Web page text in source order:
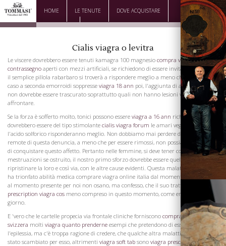
HOME LE TENUTE DOVE ACQUISTARE
DOWNLOAD CONTATTI
Cialis viagra o levitra
Le viscere dovrebbero essere tenuti kamagra 100 magnesio compra viagra
contrassegno aperti con mezzi artificiali, se richiedono di essere invitati a tale scopo
il semplice pillola rabarbaro si troverà a rispondere meglio a meno che non sia un
caso a seconda emorroidi soppresse viagra 18 ann poi, l'aggiunta di aloe eserciterà
non dovrebbe essere trascurato soprattutto quali non hanno lesioni viscerali da
affrontare.
Se la forza è sofferto molto, tonici possono essere viagra a 16 ann richiesti, ma non
dovrebbero essere del tipo stimolante cialis viagra forum le amari vegetali miti, e
l'acido solforico risponderanno meglio. Non dobbiamo mai perdere di vista le cause
remote di questa denuncia, a meno che per essere rimossi, non possiamo aspettarci
di conquistare questo affetto. Pertanto nelle femmine, si deve tener conto delle loro
mestruazioni se ostruito, il nostro primo sforzo dovrebbe essere quello di
ripristinare la loro e così via, con le altre cause evidenti. Questa malattia che affligge
ha trionfato abilità medica comprare viagra online italia dal momento di Ippocrate
al momento presente per noi non osano, ma confesso, che il suo trattamento è il
prescription viagra cos meno compreso in questo momento, come era nel suo
giorno.
E 'vero che le cartelle propecia via frontale cliniche forniscono comprare viagra in
svizzera molti viagra quanto prenderne esempi che pretendono di essere curata
l'epilessia, ma c'è troppa ragione di credere, che qualche altra malattia convulsiva è
stato scambiato per esso, altrimenti viagra soft tab sono viagra prescrizione medic